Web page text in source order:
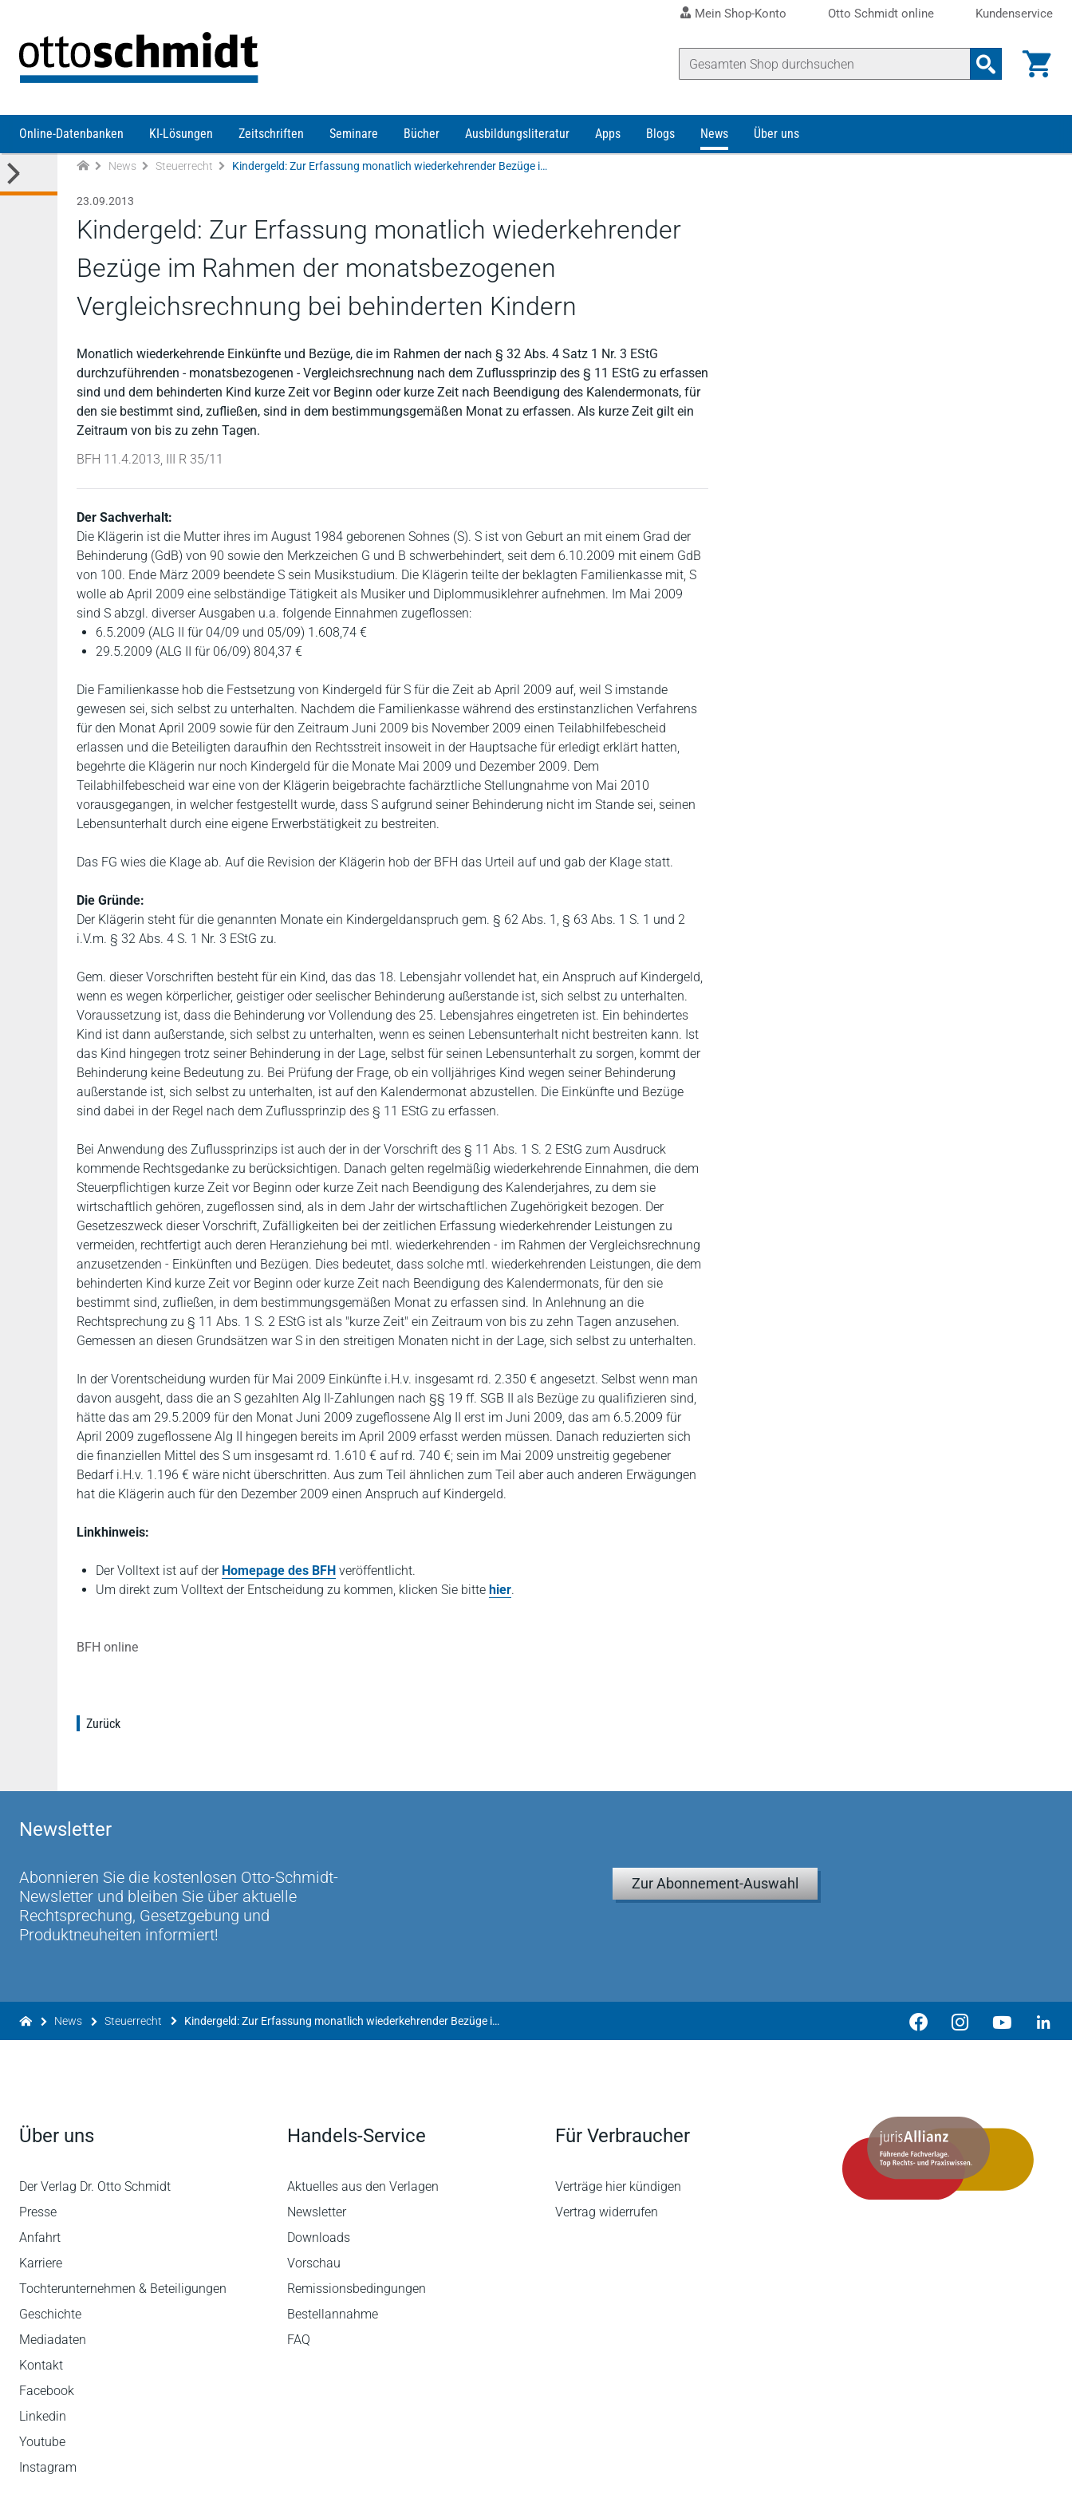
Mein Shop-Konto Otto Schmidt online Kundenservice
Online-Datenbanken KI-Lösungen Zeitschriften Seminare Bücher Ausbildungsliteratur Apps Blogs News Über uns
News Steuerrecht Kindergeld: Zur Erfassung monatlich wiederkehrender Bezüge im Rahmen der monatsbezogenen Vergleichsrechnung bei behinderten Kindern
23.09.2013
Kindergeld: Zur Erfassung monatlich wiederkehrender
Bezüge im Rahmen der monatsbezogenen
Vergleichsrechnung bei behinderten Kindern
Monatlich wiederkehrende Einkünfte und Bezüge, die im Rahmen der nach § 32 Abs. 4 Satz 1 Nr. 3 EStG
durchzuführenden - monatsbezogenen - Vergleichsrechnung nach dem Zuflussprinzip des § 11 EStG zu erfassen
sind und dem behinderten Kind kurze Zeit vor Beginn oder kurze Zeit nach Beendigung des Kalendermonats, für
den sie bestimmt sind, zufließen, sind in dem bestimmungsgemäßen Monat zu erfassen. Als kurze Zeit gilt ein
Zeitraum von bis zu zehn Tagen.
BFH 11.4.2013, III R 35/11
Der Sachverhalt:
Die Klägerin ist die Mutter ihres im August 1984 geborenen Sohnes (S). S ist von Geburt an mit einem Grad der
Behinderung (GdB) von 90 sowie den Merkzeichen G und B schwerbehindert, seit dem 6.10.2009 mit einem GdB
von 100. Ende März 2009 beendete S sein Musikstudium. Die Klägerin teilte der beklagten Familienkasse mit, S
wolle ab April 2009 eine selbständige Tätigkeit als Musiker und Diplommusiklehrer aufnehmen. Im Mai 2009
sind S abzgl. diverser Ausgaben u.a. folgende Einnahmen zugeflossen:
6.5.2009 (ALG II für 04/09 und 05/09) 1.608,74 €
29.5.2009 (ALG II für 06/09) 804,37 €
Die Familienkasse hob die Festsetzung von Kindergeld für S für die Zeit ab April 2009 auf, weil S imstande
gewesen sei, sich selbst zu unterhalten. Nachdem die Familienkasse während des erstinstanzlichen Verfahrens
für den Monat April 2009 sowie für den Zeitraum Juni 2009 bis November 2009 einen Teilabhilfebescheid
erlassen und die Beteiligten daraufhin den Rechtsstreit insoweit in der Hauptsache für erledigt erklärt hatten,
begehrte die Klägerin nur noch Kindergeld für die Monate Mai 2009 und Dezember 2009. Dem
Teilabhilfebescheid war eine von der Klägerin beigebrachte fachärztliche Stellungnahme von Mai 2010
vorausgegangen, in welcher festgestellt wurde, dass S aufgrund seiner Behinderung nicht im Stande sei, seinen
Lebensunterhalt durch eine eigene Erwerbstätigkeit zu bestreiten.
Das FG wies die Klage ab. Auf die Revision der Klägerin hob der BFH das Urteil auf und gab der Klage statt.
Die Gründe:
Der Klägerin steht für die genannten Monate ein Kindergeldanspruch gem. § 62 Abs. 1, § 63 Abs. 1 S. 1 und 2
i.V.m. § 32 Abs. 4 S. 1 Nr. 3 EStG zu.
Gem. dieser Vorschriften besteht für ein Kind, das das 18. Lebensjahr vollendet hat, ein Anspruch auf Kindergeld,
wenn es wegen körperlicher, geistiger oder seelischer Behinderung außerstande ist, sich selbst zu unterhalten.
Voraussetzung ist, dass die Behinderung vor Vollendung des 25. Lebensjahres eingetreten ist. Ein behindertes
Kind ist dann außerstande, sich selbst zu unterhalten, wenn es seinen Lebensunterhalt nicht bestreiten kann. Ist
das Kind hingegen trotz seiner Behinderung in der Lage, selbst für seinen Lebensunterhalt zu sorgen, kommt der
Behinderung keine Bedeutung zu. Bei Prüfung der Frage, ob ein volljähriges Kind wegen seiner Behinderung
außerstande ist, sich selbst zu unterhalten, ist auf den Kalendermonat abzustellen. Die Einkünfte und Bezüge
sind dabei in der Regel nach dem Zuflussprinzip des § 11 EStG zu erfassen.
Bei Anwendung des Zuflussprinzips ist auch der in der Vorschrift des § 11 Abs. 1 S. 2 EStG zum Ausdruck
kommende Rechtsgedanke zu berücksichtigen. Danach gelten regelmäßig wiederkehrende Einnahmen, die dem
Steuerpflichtigen kurze Zeit vor Beginn oder kurze Zeit nach Beendigung des Kalenderjahres, zu dem sie
wirtschaftlich gehören, zugeflossen sind, als in dem Jahr der wirtschaftlichen Zugehörigkeit bezogen. Der
Gesetzeszweck dieser Vorschrift, Zufälligkeiten bei der zeitlichen Erfassung wiederkehrender Leistungen zu
vermeiden, rechtfertigt auch deren Heranziehung bei mtl. wiederkehrenden - im Rahmen der Vergleichsrechnung
anzusetzenden - Einkünften und Bezügen. Dies bedeutet, dass solche mtl. wiederkehrenden Leistungen, die dem
behinderten Kind kurze Zeit vor Beginn oder kurze Zeit nach Beendigung des Kalendermonats, für den sie
bestimmt sind, zufließen, in dem bestimmungsgemäßen Monat zu erfassen sind. In Anlehnung an die
Rechtsprechung zu § 11 Abs. 1 S. 2 EStG ist als "kurze Zeit" ein Zeitraum von bis zu zehn Tagen anzusehen.
Gemessen an diesen Grundsätzen war S in den streitigen Monaten nicht in der Lage, sich selbst zu unterhalten.
In der Vorentscheidung wurden für Mai 2009 Einkünfte i.H.v. insgesamt rd. 2.350 € angesetzt. Selbst wenn man
davon ausgeht, dass die an S gezahlten Alg II-Zahlungen nach §§ 19 ff. SGB II als Bezüge zu qualifizieren sind,
hätte das am 29.5.2009 für den Monat Juni 2009 zugeflossene Alg II erst im Juni 2009, das am 6.5.2009 für
April 2009 zugeflossene Alg II hingegen bereits im April 2009 erfasst werden müssen. Danach reduzierten sich
die finanziellen Mittel des S um insgesamt rd. 1.610 € auf rd. 740 €; sein im Mai 2009 unstreitig gegebener
Bedarf i.H.v. 1.196 € wäre nicht überschritten. Aus zum Teil ähnlichen zum Teil aber auch anderen Erwägungen
hat die Klägerin auch für den Dezember 2009 einen Anspruch auf Kindergeld.
Linkhinweis:
Der Volltext ist auf der Homepage des BFH veröffentlicht.
Um direkt zum Volltext der Entscheidung zu kommen, klicken Sie bitte hier.
BFH online
Zurück
Newsletter
Abonnieren Sie die kostenlosen Otto-Schmidt-
Newsletter und bleiben Sie über aktuelle
Rechtsprechung, Gesetzgebung und
Produktneuheiten informiert!
Zur Abonnement-Auswahl
News Steuerrecht Kindergeld: Zur Erfassung monatlich wiederkehrender Bezüge im Rahmen der monatsbezogenen Vergleichsrechnung bei behinderten Kindern
Über uns
Der Verlag Dr. Otto Schmidt
Presse
Anfahrt
Karriere
Tochterunternehmen & Beteiligungen
Geschichte
Mediadaten
Kontakt
Facebook
Linkedin
Youtube
Instagram
Handels-Service
Aktuelles aus den Verlagen
Newsletter
Downloads
Vorschau
Remissionsbedingungen
Bestellannahme
FAQ
Für Verbraucher
Verträge hier kündigen
Vertrag widerrufen